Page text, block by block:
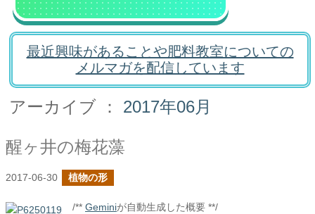
最近興味があることや肥料教室についての
メルマガを配信しています
アーカイブ ： 2017年06月
醒ヶ井の梅花藻
2017-06-30 植物の形
/** Geminiが自動生成した概要 **/